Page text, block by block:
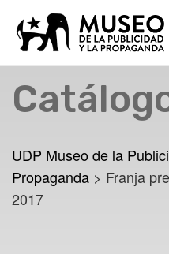
CANAL /
todos
CONTENIDOS
UDP Museo de la
Propaganda > Franja
2017